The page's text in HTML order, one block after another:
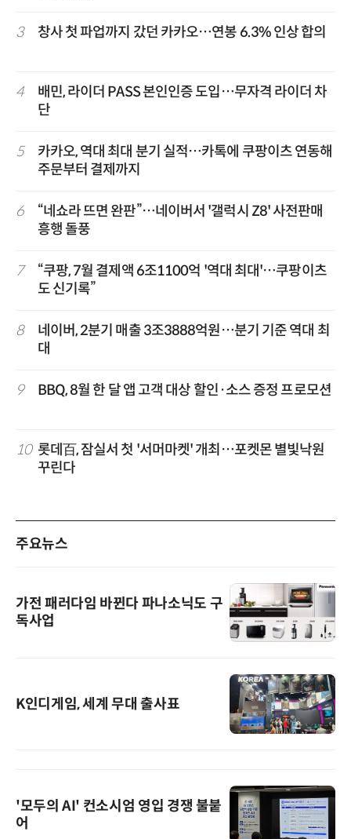
3 창사 첫 파업까지 갔던 카카오…연봉 6.3% 인상 합의
4
배민, 라이더 PASS 본인인증 도입…무자격 라이더 차
단
5
카카오, 역대 최대 분기 실적…카톡에 쿠팡이츠 연동해
주문부터 결제까지
6
“네쇼라 뜨면 완판”…네이버서 '갤럭시 Z8' 사전판매
흥행 돌풍
7
“쿠팡, 7월 결제액 6조1100억 '역대 최대'…쿠팡이츠
도 신기록”
8
네이버, 2분기 매출 3조3888억원…분기 기준 역대 최
대
9 BBQ, 8월 한 달 앱 고객 대상 할인·소스 증정 프로모션
10 롯데百, 잠실서 첫 '서머마켓' 개최…포켓몬 별빛낙원
꾸린다
주요뉴스
가전 패러다임 바뀐다 파나소닉도 구
독사업
K인디게임, 세계 무대 출사표
'모두의 AI' 컨소시엄 영입 경쟁 불붙
어